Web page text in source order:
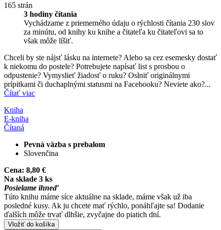
165 strán
3 hodiny čítania
Vychádzame z priemerného údaju o rýchlosti čítania 230 slov
za minútu, od knihy ku knihe a čitateľa ku čitateľovi sa to
však môže líšiť.
Chceli by ste nájsť lásku na internete? Alebo sa cez esemesky dostať
k niekomu do postele? Potrebujete napísať list s prosbou o
odpustenie? Vymyslieť žiadosť o ruku? Oslniť originálnymi
prípitkami či duchaplnými statusmi na Facebooku? Neviete ako?...
Čítať viac
Kniha
E-kniha
Čítaná
Pevná väzba s prebalom
Slovenčina
Cena: 8,80 €
Na sklade 3 ks
Posielame ihneď
Túto knihu máme síce aktuálne na sklade, máme však už iba
posledné kusy. Ak ju chcete mať rýchlo, ponáhľajte sa! Dodanie
ďalších môže trvať dlhšie, zvyčajne do piatich dní.
Vložiť do košíka